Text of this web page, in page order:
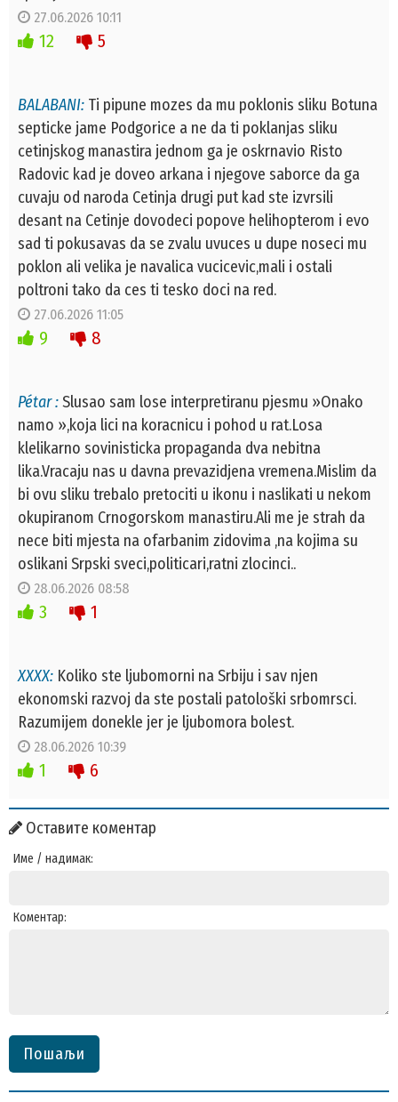
27.06.2026 10:11
12 5
BALABANI: Ti pipune mozes da mu poklonis sliku Botuna
septicke jame Podgorice a ne da ti poklanjas sliku
cetinjskog manastira jednom ga je oskrnavio Risto
Radovic kad je doveo arkana i njegove saborce da ga
cuvaju od naroda Cetinja drugi put kad ste izvrsili
desant na Cetinje dovodeci popove helihopterom i evo
sad ti pokusavas da se zvalu uvuces u dupe noseci mu
poklon ali velika je navalica vucicevic,mali i ostali
poltroni tako da ces ti tesko doci na red.
27.06.2026 11:05
9 8
Pétar :Slusao sam lose interpretiranu pjesmu »Onako
namo »,koja lici na koracnicu i pohod u rat.Losa
klelikarno sovinisticka propaganda dva nebitna
lika.Vracaju nas u davna prevazidjena vremena.Mislim da
bi ovu sliku trebalo pretociti u ikonu i naslikati u nekom
okupiranom Crnogorskom manastiru.Ali me je strah da
nece biti mjesta na ofarbanim zidovima ,na kojima su
oslikani Srpski sveci,politicari,ratni zlocinci..
28.06.2026 08:58
3 1
XXXX: Koliko ste ljubomorni na Srbiju i sav njen
ekonomski razvoj da ste postali patološki srbomrsci.
Razumijem donekle jer je ljubomora bolest.
28.06.2026 10:39
1 6
Оставите коментар
Име / надимак:
Коментар:
Пошаљи